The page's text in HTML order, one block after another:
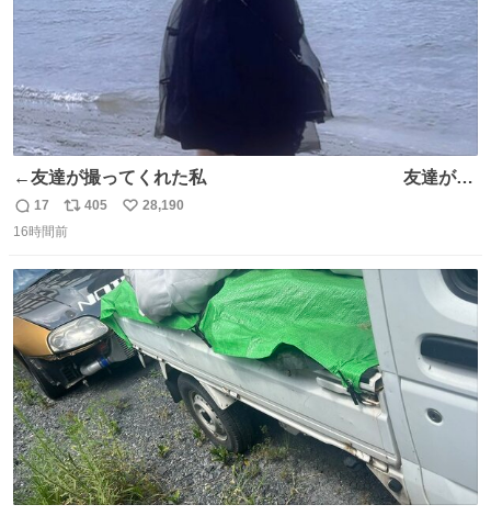
←友達が撮ってくれた私 友達が描
いてくれた私→
返
信
17
リ
ポ
ト
数
405
い
数
28,190
16時間前